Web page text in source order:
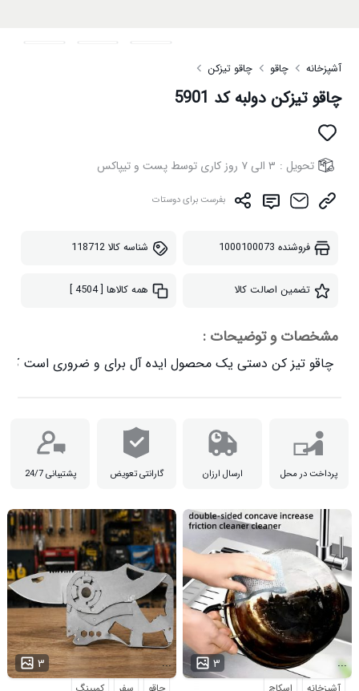
آشپزخانه چاقو چاقو تیزکن
چاقو تیزکن دولبه کد 5901
تحویل : ۳ الی ۷ روز کاری توسط پست و تیپاکس
بفرست برای دوستات
فروشنده 1000100073 شناسه کالا118712
تضمین اصالت کالا همه کالاها [ 4504 ]
مشخصات و توضیحات :
چاقو تیز کن دستی یک محصول ایده آل برای و ضروری است که
پرداخت در محل ارسال ارزان گارانتی تعویض پشتیبانی 24/7
۳ ...
چاقو سفر کمپینگ
۳ ...
آشپزخانه اسکاچ